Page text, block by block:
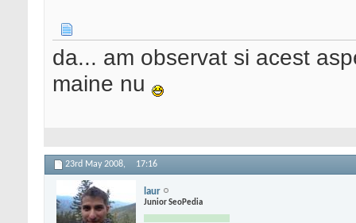
da... am observat si acest
maine nu
23rd May 2008, 17:16
laur
Junior SeoPedia